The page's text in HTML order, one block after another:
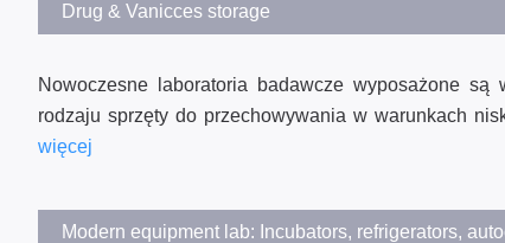
Drug & Vanicces storage
Nowoczesne laboratoria badawcze wyposażone
rodzaju sprzęty do przechowywania w warunkach
więcej
Modern equipment lab: Incubators, refrigerators,